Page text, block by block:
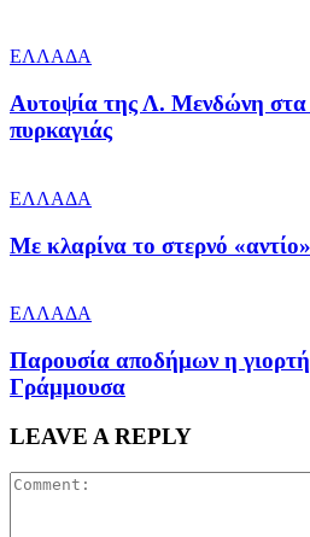
ΕΛΛΑΔΑ
Αυτοψία της Λ. Μενδώνη στα
πυρκαγιάς
ΕΛΛΑΔΑ
Με κλαρίνα το στερνό
ΕΛΛΑΔΑ
Παρουσία αποδήμων η
Γράμμουσα
LEAVE A REPLY